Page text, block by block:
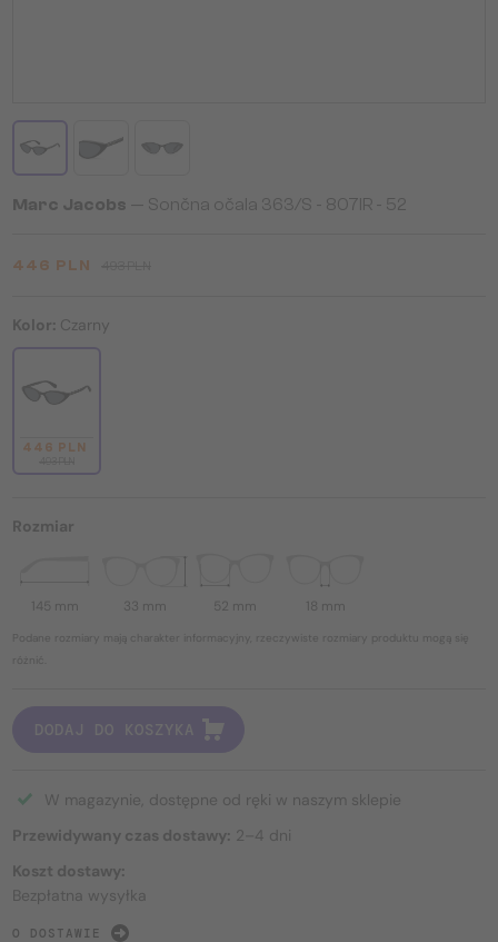
Marc Jacobs — Sončna očala 363/S - 807IR - 52
446 PLN
Kolor: Czarny
446 PLN
Rozmiar
145 mm 33 mm 52 mm 18 mm
Podane rozmiary mają charakter informacyjny, rzeczywiste rozmiary produktu mogą się
różnić.
DODAJ DO KOSZYKA
W magazynie, dostępne od ręki w naszym sklepie
Przewidywany czas dostawy: 2–4 dni
Koszt dostawy:
Bezpłatna wysyłka
O DOSTAWIE